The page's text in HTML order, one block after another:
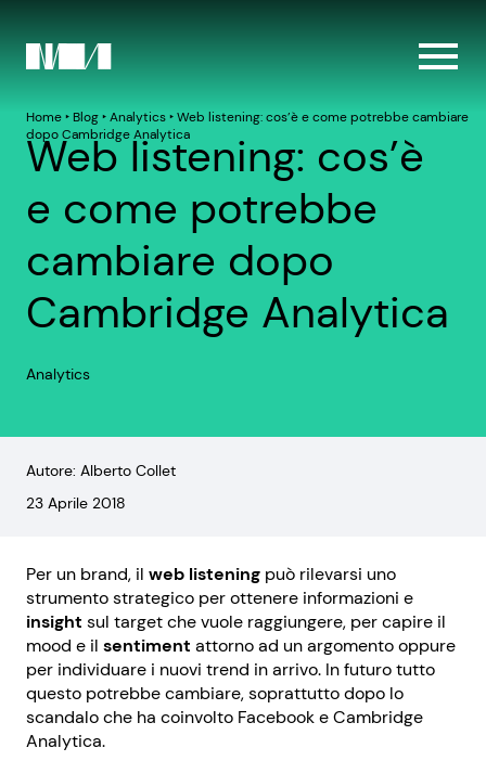
Home‣ Blog‣Analytics‣Web listening: cos’è e come potrebbe cambiare
dopo Cambridge Analytica
Web listening: cos’è
e come potrebbe
cambiare dopo
Cambridge Analytica
Analytics
Autore: Alberto Collet
23 Aprile 2018
Per un brand, il web listening può rilevarsi uno
strumento strategico per ottenere informazioni e
insight sul target che vuole raggiungere, per capire il
mood e il sentiment attorno ad un argomento oppure
per individuare i nuovi trend in arrivo. In futuro tutto
questo potrebbe cambiare, soprattutto dopo lo
scandalo che ha coinvolto Facebook e Cambridge
Analytica.